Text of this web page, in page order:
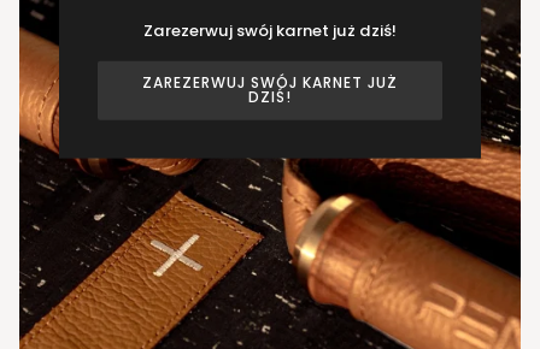
Zarezerwuj swój karnet już dziś!
ZAREZERWUJ SWÓJ KARNET JUŻ
DZIŚ!